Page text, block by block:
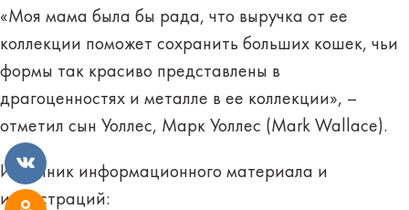
«Моя мама была бы рада, что выручка от ее
коллекции поможет сохранить больших кошек, чьи
формы так красиво представлены в
драгоценностях и металле в ее коллекции», –
отметил сын Уоллес, Марк Уоллес (Mark Wallace).
Источник информационного материала и
иллюстраций: